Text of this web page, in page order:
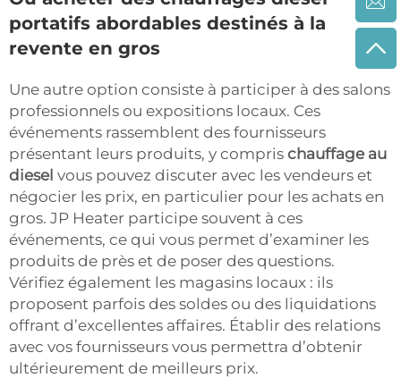
portatifs abordables destinés à la
revente en gros
Une autre option consiste à participer à des salons
professionnels ou expositions locaux. Ces
événements rassemblent des fournisseurs
présentant leurs produits, y compris chauffage au
diesel vous pouvez discuter avec les vendeurs et
négocier les prix, en particulier pour les achats en
gros. JP Heater participe souvent à ces
événements, ce qui vous permet d’examiner les
produits de près et de poser des questions.
Vérifiez également les magasins locaux : ils
proposent parfois des soldes ou des liquidations
offrant d’excellentes affaires. Établir des relations
avec vos fournisseurs vous permettra d’obtenir
ultérieurement de meilleurs prix.